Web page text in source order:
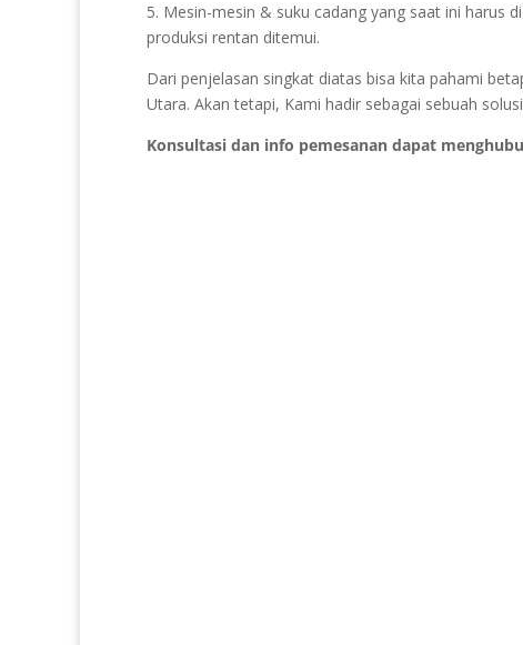
5. Mesin-mesin & suku cadang yang saat ini harus
produksi rentan ditemui.
Dari penjelasan singkat diatas bisa kita pahami
Utara. Akan tetapi, Kami hadir sebagai sebuah
Konsultasi dan info pemesanan dapat